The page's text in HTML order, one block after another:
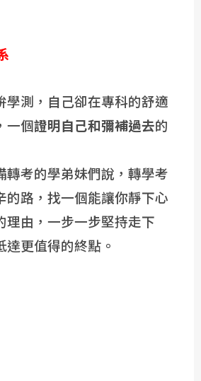
學測，自己卻在專科的舒適
一個證明自己和彌補過去的
轉考的學弟妹們說，轉學考
的路，找一個能讓你靜下心
理由，一步一步堅持走下
更值得的終點。